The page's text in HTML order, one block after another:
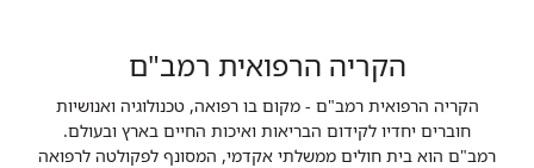
הקריה הרפואית רמב"ם
הקריה הרפואית רמב"ם - מקום בו רפואה, טכנולוגיה ואנושיות
חוברים יחדיו לקידום הבריאות ואיכות החיים בארץ ובעולם.
רמב"ם הוא בית חולים ממשלתי אקדמי, המסונף לפקולטה לרפואה